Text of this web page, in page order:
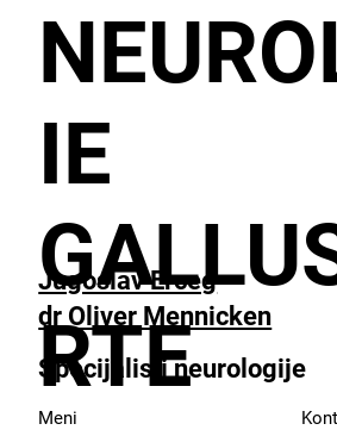
Jugoslav Erceg
dr Oliver Mennicken
Specijalisti neurologije
Meni
IE
RTE